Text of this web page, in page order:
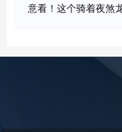
意看！这个骑着夜煞